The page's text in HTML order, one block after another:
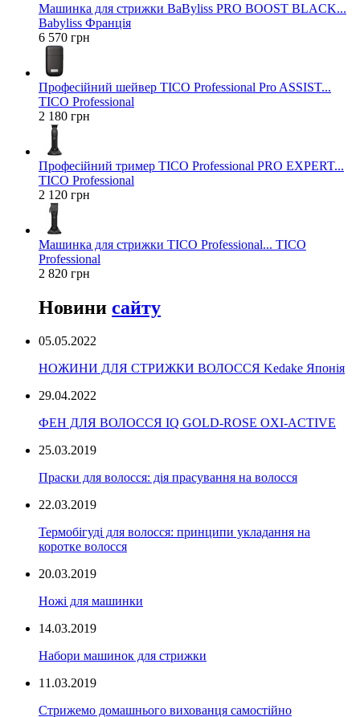
Машинка для стрижки BaByliss PRO BOOST BLACK...
Babyliss Франція
6 570 грн
Професійний шейвер TICO Professional Pro ASSIST...
TICO Professional
2 180 грн
Професійний тример TICO Professional PRO EXPERT...
TICO Professional
2 120 грн
Машинка для стрижки TICO Professional... TICO
Professional
2 820 грн
Новини сайту
05.05.2022
НОЖИНИ ДЛЯ СТРИЖКИ ВОЛОССЯ Kedake Японія
29.04.2022
ФЕН ДЛЯ ВОЛОССЯ IQ GOLD-ROSE OXI-ACTIVE
25.03.2019
Праски для волосся: дія прасування на волосся
22.03.2019
Термобігуді для волосся: принципи укладання на
коротке волосся
20.03.2019
Ножі для машинки
14.03.2019
Набори машинок для стрижки
11.03.2019
Стрижемо домашнього вихованця самостійно